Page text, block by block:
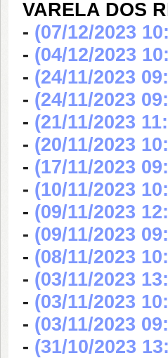
VARELA DOS
- (07/12/2023
- (04/12/2023
- (24/11/2023
- (24/11/2023
- (21/11/2023
- (20/11/2023
- (17/11/2023
- (10/11/2023
- (09/11/2023
- (09/11/2023
- (08/11/2023
- (03/11/2023
- (03/11/2023
- (03/11/2023
- (31/10/2023